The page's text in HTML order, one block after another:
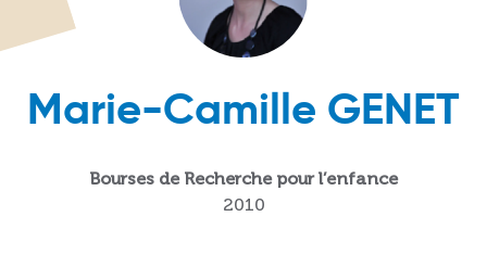
Marie-Camille GENET
Bourses de Recherche pour l’enfance
2010